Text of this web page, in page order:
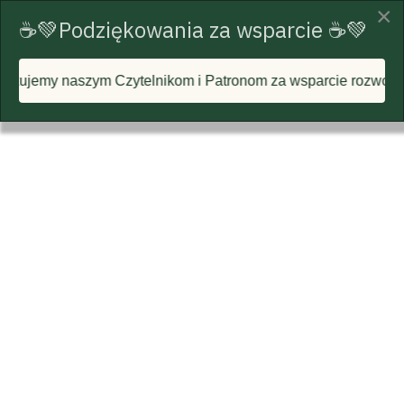
×
☕💚Podziękowania za wsparcie ☕💚
Czytelnikom i Patronom za wsparcie rozwoju portalu i